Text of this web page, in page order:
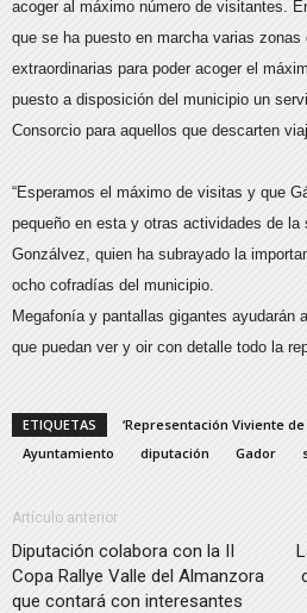
acoger al máximo número de visitantes.
que se ha puesto en marcha varias zonas
extraordinarias para poder acoger el
puesto a disposición del municipio un
Consorcio para aquellos que descarten
“Esperamos el máximo de visitas y que
pequeño en esta y otras actividades de la
Gonzálvez, quien ha subrayado la
ocho cofradías del municipio.
Megafonía y pantallas gigantes ayudarán
que puedan ver y oir con detalle todo la
ETIQUETAS ‘Representación Viviente de
Ayuntamiento
diputación Gador
Artículo anterior
Diputación colabora con la II
Copa Rallye Valle del Almanzora
que contará con interesantes